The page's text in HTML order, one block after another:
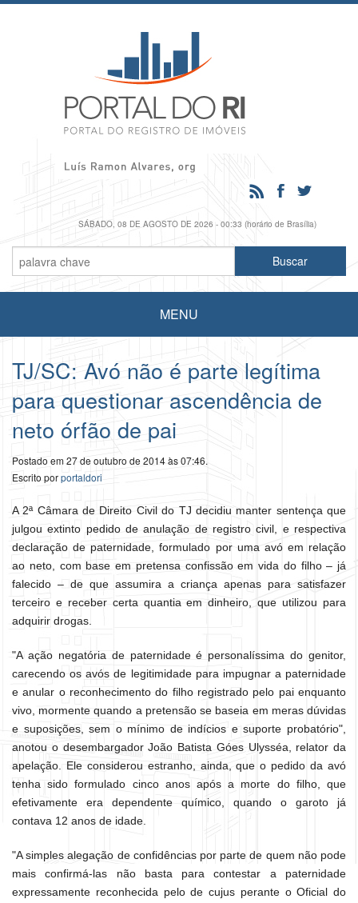
SÁBADO, 08 DE AGOSTO DE 2026 - 00:33 (horário de Brasília)
MENU
TJ/SC: Avó não é parte legítima
para questionar ascendência de
neto órfão de pai
Postado em 27 de outubro de 2014 às 07:46.
Escrito porportaldori
A 2ª Câmara de Direito Civil do TJ decidiu manter sentença que
julgou extinto pedido de anulação de registro civil, e respectiva
declaração de paternidade, formulado por uma avó em relação
ao neto, com base em pretensa confissão em vida do filho – já
falecido – de que assumira a criança apenas para satisfazer
terceiro e receber certa quantia em dinheiro, que utilizou para
adquirir drogas.
"A ação negatória de paternidade é personalíssima do genitor,
carecendo os avós de legitimidade para impugnar a paternidade
e anular o reconhecimento do filho registrado pelo pai enquanto
vivo, mormente quando a pretensão se baseia em meras dúvidas
e suposições, sem o mínimo de indícios e suporte probatório",
anotou o desembargador João Batista Góes Ulysséa, relator da
apelação. Ele considerou estranho, ainda, que o pedido da avó
tenha sido formulado cinco anos após a morte do filho, que
efetivamente era dependente químico, quando o garoto já
contava 12 anos de idade.
"A simples alegação de confidências por parte de quem não pode
mais confirmá-las não basta para contestar a paternidade
expressamente reconhecida pelo de cujus perante o Oficial do